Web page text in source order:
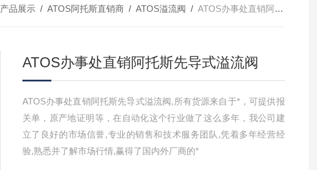
产品展示/ ATOS阿托斯直销商/ ATOS溢流阀 / ATOS办事处直销阿托斯先导式溢流阀
ATOS办事处直销阿托斯先导式溢流阀
ATOS办事处直销阿托斯先导式溢流阀,所有货源来自于*，可提供报
关单，原产地证明等，在自动化这个行业做了这么多年，我公司建
立了良好的市场信誉,专业的销售和技术服务团队,凭着多年经营经
验,熟悉并了解市场行情,赢得了国内外厂商的*